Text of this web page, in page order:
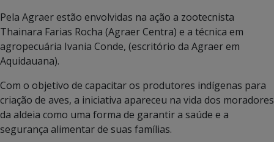
Pela Agraer estão envolvidas na ação a zootecnista
Thainara Farias Rocha (Agraer Centra) e a técnica em
agropecuária Ivania Conde, (escritório da Agraer em
Aquidauana).
Com o objetivo de capacitar os produtores indígenas para
criação de aves, a iniciativa apareceu na vida dos moradores
da aldeia como uma forma de garantir a saúde e a
segurança alimentar de suas famílias.